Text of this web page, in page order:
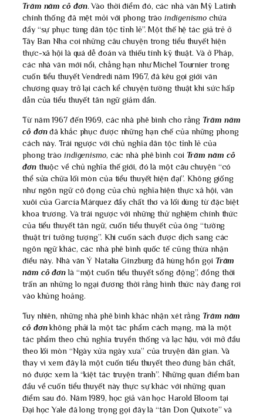
Trăm năm cô đơn. Vào thời điểm đó, các nhà văn Mỹ Latinh
chính thống đã mệt mỏi với phong tràoindigenismochứa
đầy “sự phục tùng dân tộc tỉnh lẻ”. Một thế hệ tác giả trẻ ở
Tây Ban Nha coi những câu chuyện trong tiểu thuyết hiện
thực-xã hội là quá dễ đoán và thiếu tính kỹ thuật. Và ở Pháp,
các nhà văn mới nổi, chẳng hạn như Michel Tournier trong
cuốn tiểu thuyết Vendredi năm 1967, đã kêu gọi giới văn
chương quay trở lại cách kể chuyện tường thuật khi sức hấp
dẫn của tiểu thuyết tân ngữ giảm dần.
Từ năm 1967 đến 1969, các nhà phê bình cho rằngTrăm năm
cô đơnđã khắc phục được những hạn chế của những phong
cách này. Trái ngược với chủ nghĩa dân tộc tỉnh lẻ của
phong trào indigenismo, các nhà phê bình coi Trăm năm cô
đơnthuộc về chủ nghĩa thế giới, đó là một câu chuyện “có
thể sửa chữa lối mòn của tiểu thuyết hiện đại”. Không giống
như ngôn ngữ cô đọng của chủ nghĩa hiện thực xã hội, văn
xuôi của García Márquez đầy chất thơ và lối dùng từ đặc biệt
khoa trương. Và trái ngược với những thử nghiệm chính thức
của tiểu thuyết tân ngữ, cuốn tiểu thuyết của ông “tường
thuật trí tưởng tượng”. Khi cuốn sách được dịch sang các
ngôn ngữ khác, các nhà phê bình quốc tế cũng thừa nhận
điều này. Nhà văn Ý Natalia Ginzburg đã hùng hồn gọi Trăm
năm cô đơnlà “một cuốn tiểu thuyết sống động”, đồng thời
trấn an những lo ngại đương thời rằng hình thức này đang rơi
vào khủng hoảng.
Tuy nhiên, những nhà phê bình khác nhận xét rằngTrăm năm
cô đơnkhông phải là một tác phẩm cách mạng, mà là một
tác phẩm theo chủ nghĩa truyền thống và lạc hậu, với mở đầu
theo lối mòn “Ngày xửa ngày xưa” của truyện dân gian. Và
thay vì xem đây là một cuốn tiểu thuyết theo đúng bản chất,
nó được xem là “kiệt tác truyện tranh”. Những quan điểm ban
đầu về cuốn tiểu thuyết này thực sự khác với những quan
điểm sau đó. Năm 1989, học giả văn học Harold Bloom tại
Đại học Yale đã long trọng gọi đây là “tân Don Quixote” và